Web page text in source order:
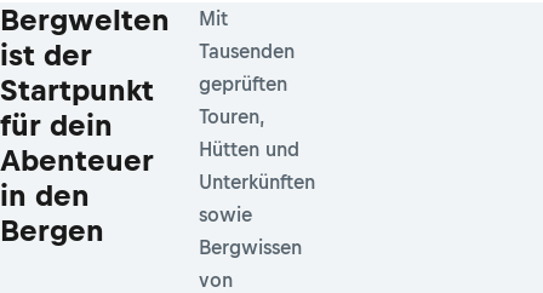
Bergwelten
ist der
Startpunkt
für dein
Abenteuer
in den
Bergen
Mit
Tausenden
geprüften
Touren,
Hütten und
Unterkünften
sowie
Bergwissen
von